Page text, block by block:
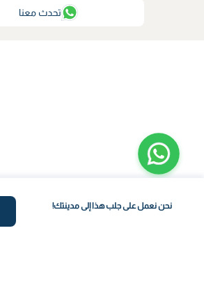
نحن نعمل على جلب هذا إلى مدينتك!
تحدث معنا